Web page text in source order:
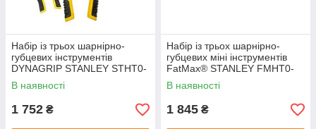
Набір із трьох шарнірно-
губцевих інструментів
DYNAGRIP STANLEY STHT0-
75094
В наявності
1 752 ₴
Набір із трьох шарнірно-
губцевих міні інструментів
FatMax® STANLEY FMHT0-
80524
В наявності
1 845 ₴